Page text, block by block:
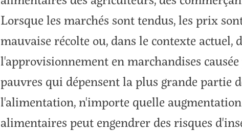
Lorsque les marchés sont tendus, les prix
mauvaise récolte ou, dans le contexte actuel,
l'approvisionnement en marchandises
pauvres qui dépensent la plus grande partie
l'alimentation, n'importe quelle
alimentaires peut engendrer des risques